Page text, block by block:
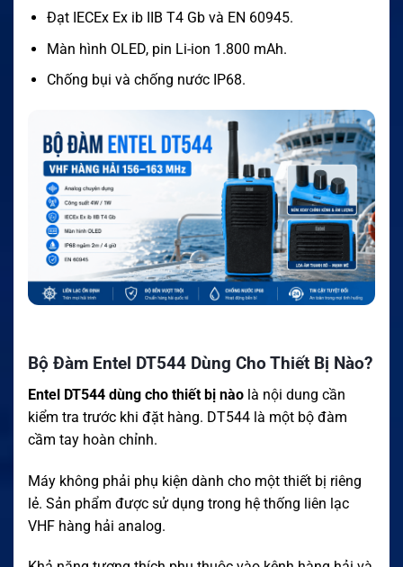
Đạt IECEx Ex ib IIB T4 Gb và EN 60945.
Màn hình OLED, pin Li-ion 1.800 mAh.
Chống bụi và chống nước IP68.
Bộ Đàm Entel DT544 Dùng Cho Thiết Bị Nào?
Entel DT544 dùng cho thiết bị nào là nội dung cần
kiểm tra trước khi đặt hàng. DT544 là một bộ đàm
cầm tay hoàn chỉnh.
Máy không phải phụ kiện dành cho một thiết bị riêng
lẻ. Sản phẩm được sử dụng trong hệ thống liên lạc
VHF hàng hải analog.